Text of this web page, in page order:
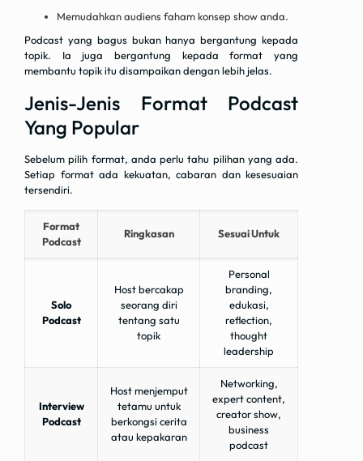
Memudahkan audiens faham konsep show anda.
Podcast yang bagus bukan hanya bergantung kepada
topik. Ia juga bergantung kepada format yang
membantu topik itu disampaikan dengan lebih jelas.
Jenis-Jenis Format Podcast
Yang Popular
Sebelum pilih format, anda perlu tahu pilihan yang ada.
Setiap format ada kekuatan, cabaran dan kesesuaian
tersendiri.
Format
Podcast
Ringkasan Sesuai Untuk
Solo
Podcast
Host bercakap
seorang diri
tentang satu
topik
Personal
branding,
edukasi,
reflection,
thought
leadership
Interview
Podcast
Host menjemput
tetamu untuk
berkongsi cerita
atau kepakaran
Networking,
expert content,
creator show,
business
podcast